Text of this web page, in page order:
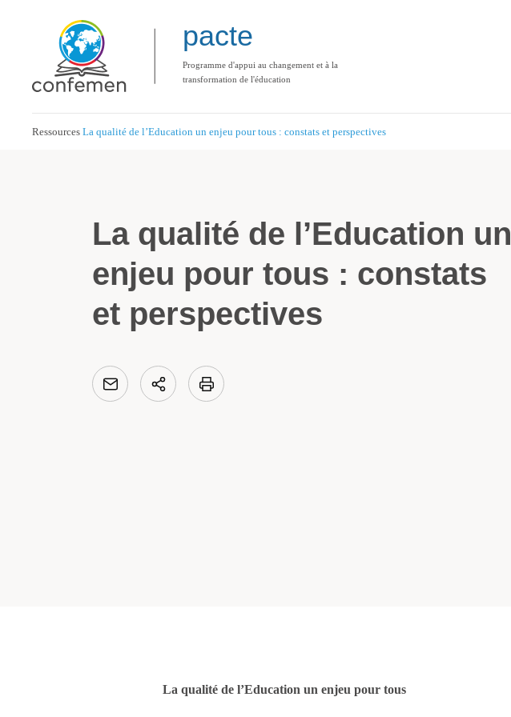
pacte
Programme d'appui au changement et à la
transformation de l'éducation
Ressources La qualité de l’Education un enjeu pour tous : constats et perspectives
La qualité de l’Education un
enjeu pour tous : constats
et perspectives
La qualité de l’Education un enjeu pour tous